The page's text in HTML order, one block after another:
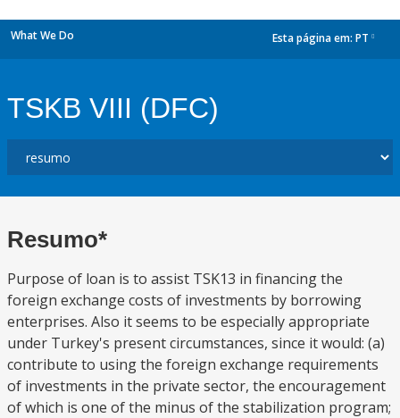
What We Do Esta página em: PT
TSKB VIII (DFC)
Resumo*
Purpose of loan is to assist TSK13 in financing the
foreign exchange costs of investments by borrowing
enterprises. Also it seems to be especially appropriate
under Turkey's present circumstances, since it would: (a)
contribute to using the foreign exchange requirements
of investments in the private sector, the encouragement
of which is one of the minus of the stabilization program;